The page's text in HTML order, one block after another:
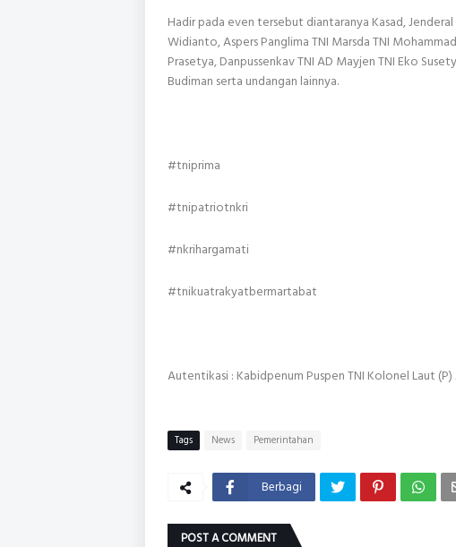
Hadir pada even tersebut diantaranya Kasad,
Widianto, Aspers Panglima TNI Marsda TNI
Prasetya, Danpussenkav TNI AD Mayjen TNI Eko
Budiman serta undangan lainnya.
#tniprima
#tnipatriotnkri
#nkrihargamati
#tnikuatrakyatbermartabat
Autentikasi : Kabidpenum Puspen TNI Kolonel Laut
Tags News Pemerintahan
Berbagi
POST A COMMENT